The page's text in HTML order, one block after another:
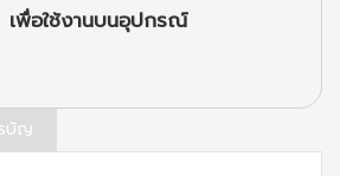
เพื่อใช้งานบนอุปกรณ์
บัญ